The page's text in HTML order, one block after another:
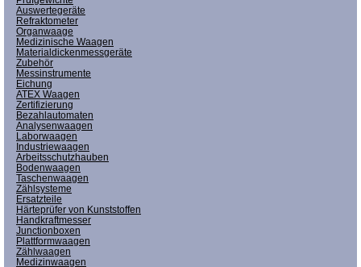
Auswertegeräte
Refraktometer
Organwaage
Medizinische Waagen
Materialdickenmessgeräte
Zubehör
Messinstrumente
Eichung
ATEX Waagen
Zertifizierung
Bezahlautomaten
Analysenwaagen
Laborwaagen
Industriewaagen
Arbeitsschutzhauben
Bodenwaagen
Taschenwaagen
Zählsysteme
Ersatzteile
Härteprüfer von Kunststoffen
Handkraftmesser
Junctionboxen
Plattformwaagen
Zählwaagen
Medizinwaagen